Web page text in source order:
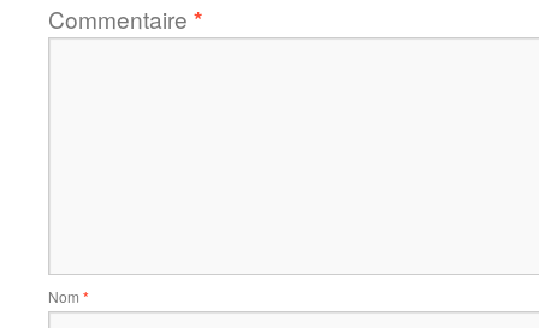
Commentaire *
Nom *